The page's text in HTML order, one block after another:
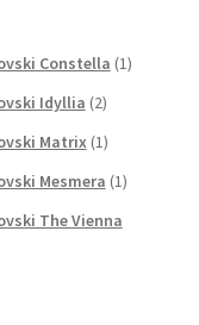
Constella (1)
Idyllia (2)
Matrix (1)
Mesmera (1)
The Vienna